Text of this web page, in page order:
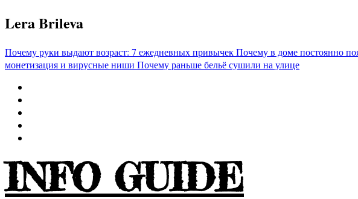
Перейти
к
Lera Brileva
Почему руки выдают возраст: 7 ежедневных привычекПочему в доме постоянно
монетизация и вирусные ниши Почему раньше бельё сушили на улице
INFO GUIDE